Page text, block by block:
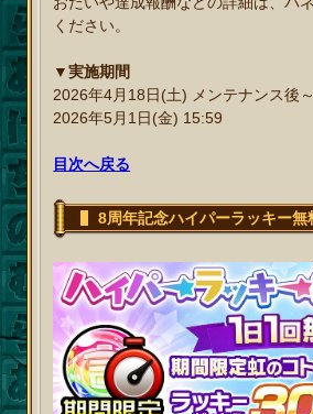
ください。
▼実施期間
2026年4月18日(土) メンテナンス後～
2026年5月1日(金) 15:59
目次へ戻る
8周年記念ハイパーラッキー無